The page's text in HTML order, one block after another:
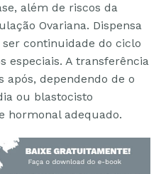
além de riscos da
Ovariana. Dispensa
continuidade do ciclo
especiais. A transferência
após, dependendo de o
ou blastocisto
hormonal adequado.